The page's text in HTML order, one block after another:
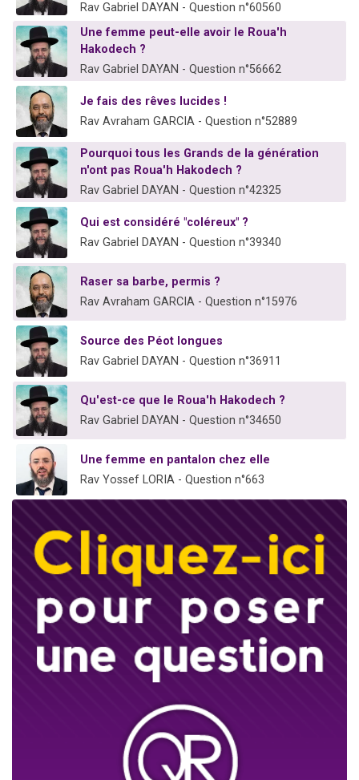
Rav Gabriel DAYAN - Question n°60560
Une femme peut-elle avoir le Roua'h
Hakodech ?
Rav Gabriel DAYAN - Question n°56662
Je fais des rêves lucides !
Rav Avraham GARCIA - Question n°52889
Pourquoi tous les Grands de la génération
n'ont pas Roua'h Hakodech ?
Rav Gabriel DAYAN - Question n°42325
Qui est considéré "coléreux" ?
Rav Gabriel DAYAN - Question n°39340
Raser sa barbe, permis ?
Rav Avraham GARCIA - Question n°15976
Source des Péot longues
Rav Gabriel DAYAN - Question n°36911
Qu'est-ce que le Roua'h Hakodech ?
Rav Gabriel DAYAN - Question n°34650
Une femme en pantalon chez elle
Rav Yossef LORIA - Question n°663